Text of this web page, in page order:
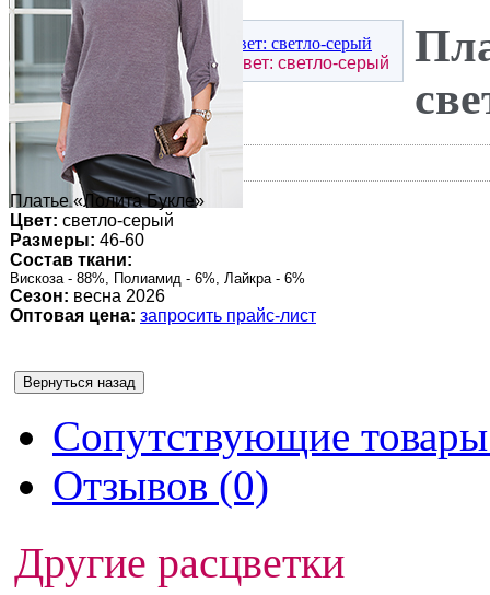
Платье «Лолита Букле» | Цвет: светло-серый
Платье «Лолита Букле»
Цвет: светло-серый
Размеры: 46-60
Состав ткани:
Вискоза - 88%, Полиамид - 6%, Лайкра - 6%
Сезон: весна 2026
Оптовая цена: запросить прайс-лист
Сопутствующие
Отзывов (0)
Другие расцветки